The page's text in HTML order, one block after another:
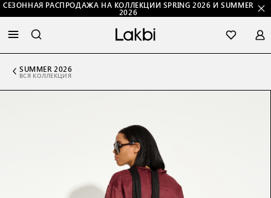
СЕЗОННАЯ РАСПРОДАЖА НА КОЛЛЕКЦИИ SPRING 2026 И SUMMER
2026
SUMMER 2026
ВСЯ КОЛЛЕКЦИЯ